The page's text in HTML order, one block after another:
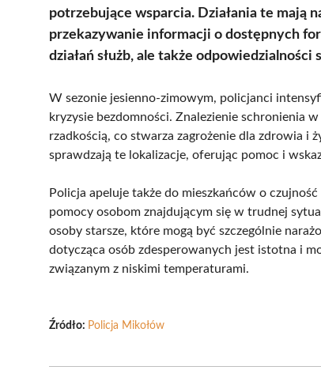
potrzebujące wsparcia. Działania te mają
przekazywanie informacji o dostępnych
działań służb, ale także odpowiedzialności
W sezonie jesienno-zimowym, policjanci
kryzysie bezdomności. Znalezienie schronienia
rzadkością, co stwarza zagrożenie dla zdrowia i
sprawdzają te lokalizacje, oferując pomoc i
Policja apeluje także do mieszkańców o
pomocy osobom znajdującym się w trudnej
osoby starsze, które mogą być szczególnie
dotycząca osób zdesperowanych jest istotna i
związanym z niskimi temperaturami.
Źródło: Policja Mikołów